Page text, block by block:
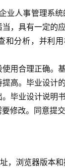
业人事管理系
，具有一定的
和分析，并利
用合理正确。
高。毕业设计
毕业设计说明
修改。同意提交
，浏览器版本